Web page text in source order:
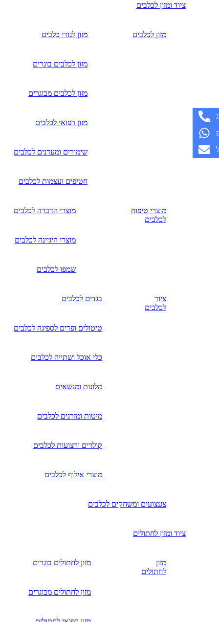
ציוד ומזון לכלבים
מזון לכלבים מזון לגורי כלבים
מזון לכלבים בוגרים
מזון לכלבים מבוגרים
מזון רפואי לכלבים
שימורים ומעדנים לכלבים
חטיפים ועצמות לכלבים
מוצרי טיפוח
לכלבים
מוצרי הדברה לכלבים
מוצרי היגיינה לכלבים
שמפו לכלבים
ציוד
לכלבים
בגדים לכלבים
טיטולים ופדים לספיגה לכלבים
כלי אוכל ושתייה לכלבים
מלונות ומנשאים
מיטות ומזרנים לכלבים
קולרים ורצועות לכלבים
מוצרי אילוף לכלבים
צעצועים ומשחקים לכלבים
ציוד ומזון לחתולים
מזון
לחתולים
מזון לחתולים בוגרים
מזון לחתולים מבוגרים